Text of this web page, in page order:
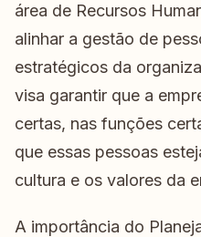
área de Recursos
alinhar a gestão de
estratégicos da
visa garantir que a
certas, nas funções
que essas pessoas
cultura e os valores da
A importância do